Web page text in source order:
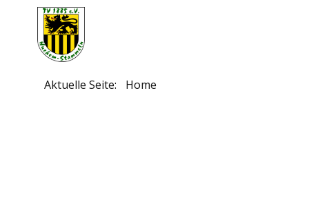
Aktuelle Seite: Home